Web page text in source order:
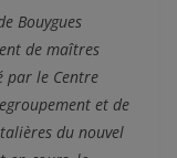
Bouygues
de maîtres
par le Centre
et de
du nouvel